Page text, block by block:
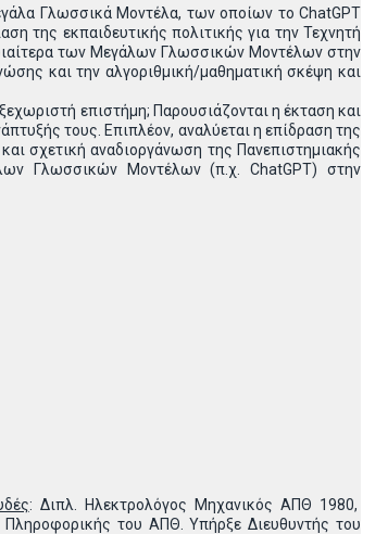
Γλωσσικά Μοντέλα, των οποίων το ChatGPT
της εκπαιδευτικής πολιτικής για την Τεχνητή
των Μεγάλων Γλωσσικών Μοντέλων στην
και την αλγοριθμική/μαθηματική σκέψη και
επιστήμη; Παρουσιάζονται η έκταση και
τους. Επιπλέον, αναλύεται η επίδραση της
σχετική αναδιοργάνωση της Πανεπιστημιακής
Γλωσσικών Μοντέλων (π.χ. ChatGPT) στην
: Διπλ. Ηλεκτρολόγος Μηχανικός ΑΠΘ 1980,
του ΑΠΘ. Υπήρξε Διευθυντής του